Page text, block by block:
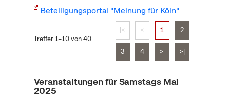
Beteiligungsportal "Meinung für Köln"
Treffer 1–10 von 40
|< < 1 2
3 4 > >|
Veranstaltungen für Samstags Mai
2025